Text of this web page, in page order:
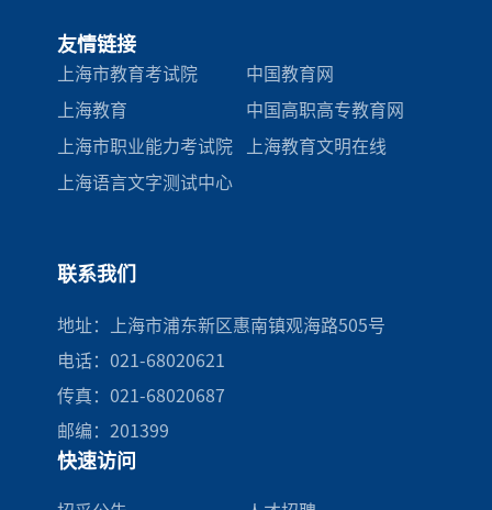
友情链接
上海市教育考试院 中国教育网
上海教育 中国高职高专教育网
上海市职业能力考试院 上海教育文明在线
上海语言文字测试中心
联系我们
地址：上海市浦东新区惠南镇观海路505号
电话：021-68020621
传真：021-68020687
邮编：201399
快速访问